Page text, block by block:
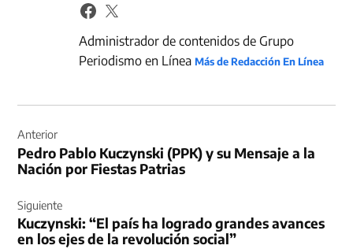
Administrador de contenidos de Grupo
Periodismo en LíneaMás de Redacción En Línea
de
entradas
Anterior
Pedro Pablo Kuczynski (PPK) y su Mensaje a la
Nación por Fiestas Patrias
Siguiente
Kuczynski: “El país ha logrado grandes avances
en los ejes de la revolución social”